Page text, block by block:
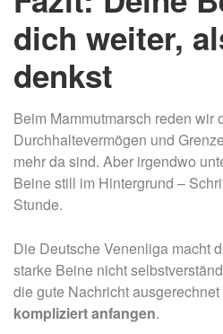
dich weiter,
denkst
Beim Mammutmarsch reden wir
Durchhaltevermögen und
mehr da sind. Aber irgendwo
Beine still im Hintergrund –
Stunde.
Die Deutsche Venenliga macht
starke Beine nicht
die gute Nachricht ausgerechnet
kompliziert anfangen.